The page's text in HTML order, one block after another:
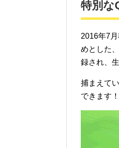
特別な
2016年7
めとした
録され、
捕まえて
できます！